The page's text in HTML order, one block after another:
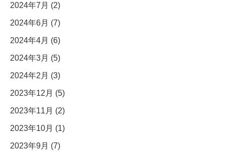
2024年7月 (2)
2024年6月 (7)
2024年4月 (6)
2024年3月 (5)
2024年2月 (3)
2023年12月 (5)
2023年11月 (2)
2023年10月 (1)
2023年9月 (7)